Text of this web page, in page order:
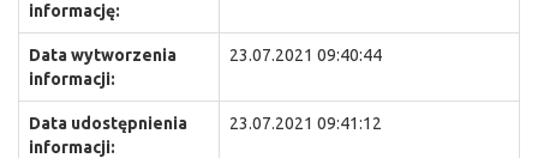
informację:
Data wytworzenia
informacji:
23.07.2021 09:40:44
Data udostępnienia
informacji:
23.07.2021 09:41:12